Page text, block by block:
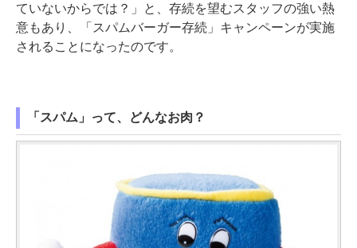
ていないからでは？」と、存続を望むスタッフの強い熱
意もあり、「スパムバーガー存続」キャンペーンが実施
されることになったのです。
「スパム」って、どんなお肉？